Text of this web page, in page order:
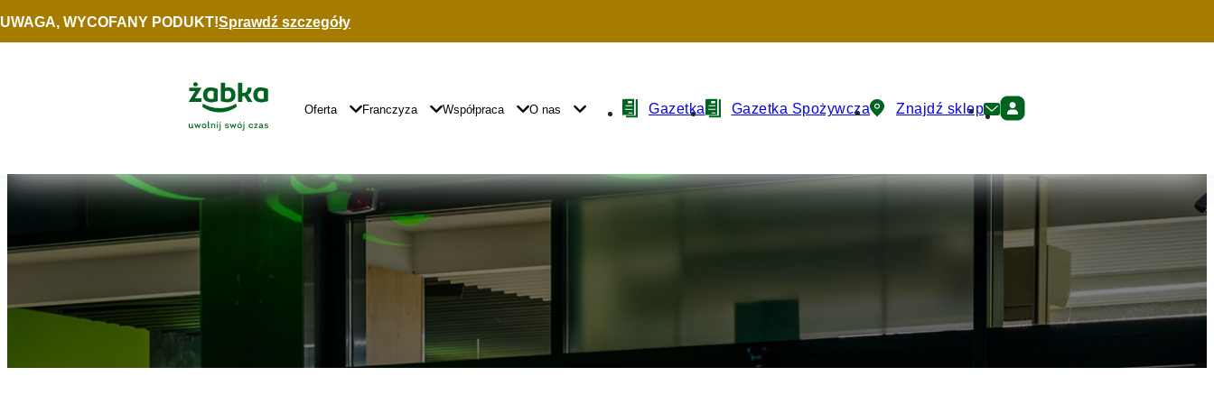
Idź do treści
UWAGA, WYCOFANY PODUKT!Sprawdź szczegóły
Główne
Logo
Główna
Nawigacja
Oferta Franczyza Współpraca O nas
NawigacjaGazetka Gazetka Spożywcza Znajdź sklep